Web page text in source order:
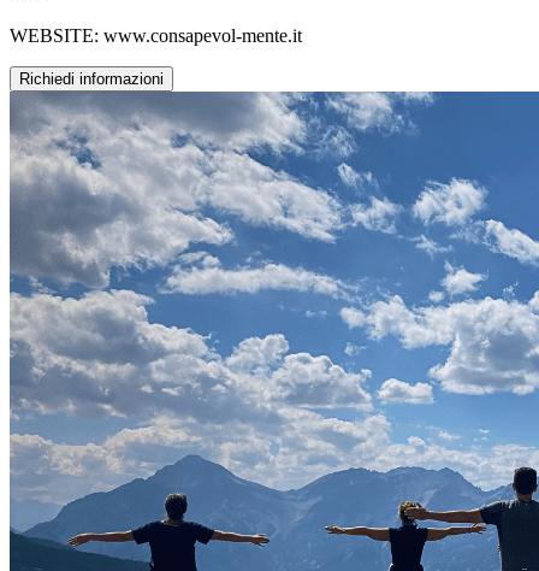
WEBSITE: www.consapevol-mente.it
Richiedi informazioni